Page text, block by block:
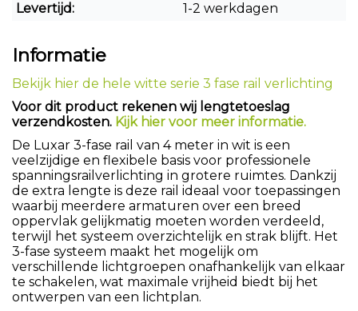
Levertijd:
1-2 werkdagen
Informatie
Bekijk hier de hele witte serie 3 fase rail verlichting
Voor dit product rekenen wij lengtetoeslag
verzendkosten. Kijk hier voor meer informatie.
De Luxar 3-fase rail van 4 meter in wit is een
veelzijdige en flexibele basis voor professionele
spanningsrailverlichting in grotere ruimtes. Dankzij
de extra lengte is deze rail ideaal voor toepassingen
waarbij meerdere armaturen over een breed
oppervlak gelijkmatig moeten worden verdeeld,
terwijl het systeem overzichtelijk en strak blijft. Het
3-fase systeem maakt het mogelijk om
verschillende lichtgroepen onafhankelijk van elkaar
te schakelen, wat maximale vrijheid biedt bij het
ontwerpen van een lichtplan.